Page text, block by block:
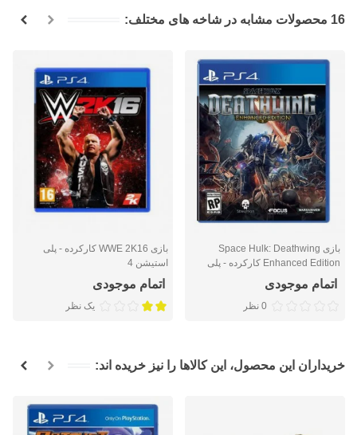
16 محصولات مشابه در شاخه های مختلف:
بازی Space Hulk: Deathwing
Enhanced Edition کارکرده - پلی
استیشن 4
اتمام موجودی
0 نظر
بازی WWE 2K16 کارکرده - پلی
استیشن 4
اتمام موجودی
یک نظر
خریداران این محصول، این کالاها را نیز خریده اند: